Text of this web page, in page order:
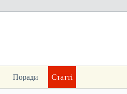
Поради Статті